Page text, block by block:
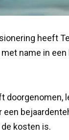
heeft
name in
doorgenomen,
een
kosten is.